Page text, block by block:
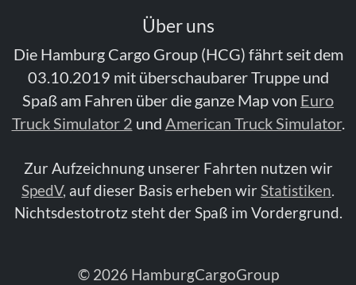
Über uns
Die Hamburg Cargo Group (HCG) fährt seit dem
03.10.2019 mit überschaubarer Truppe und
Spaß am Fahren über die ganze Map von Euro
Truck Simulator 2 und American Truck Simulator.
Zur Aufzeichnung unserer Fahrten nutzen wir
SpedV, auf dieser Basis erheben wirStatistiken.
Nichtsdestotrotz steht der Spaß im Vordergrund.
© 2026 HamburgCargoGroup